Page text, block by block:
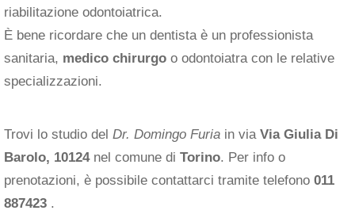
riabilitazione odontoiatrica.
È bene ricordare che un dentista è un professionista
sanitaria, medico chirurgo o odontoiatra con le relative
specializzazioni.
Trovi lo studio del Dr. Domingo Furia in via Via Giulia Di
Barolo, 10124nel comune di Torino. Per info o
prenotazioni, è possibile contattarci tramite telefono 011
887423 .